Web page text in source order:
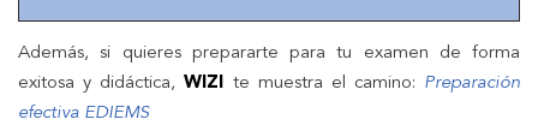
Además, si quieres prepararte para tu examen de forma
exitosa y didáctica,WIZI te muestra el camino: Preparación
efectiva EDIEMS